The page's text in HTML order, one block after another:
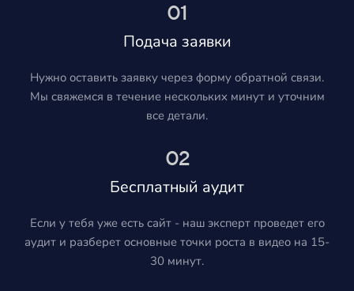
01
Подача заявки
Нужно оставить заявку через форму обратной связи.
Мы свяжемся в течение нескольких минут и уточним
все детали.
02
Бесплатный аудит
Если у тебя уже есть сайт - наш эксперт проведет его
аудит и разберет основные точки роста в видео на 15-
30 минут.